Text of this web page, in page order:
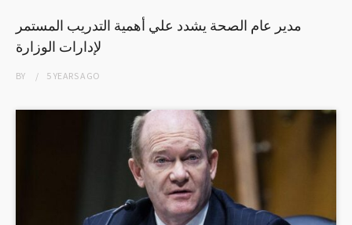
مدير عام الصحة يشدد علي أهمية التدريب المستمر
لإدارات الوزارة
BY 5 YEARSAGO